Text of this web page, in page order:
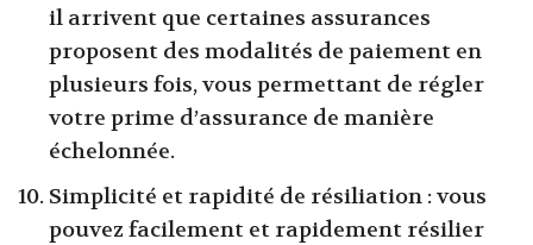
il arrivent que certaines assurances
proposent des modalités de paiement en
plusieurs fois, vous permettant de régler
votre prime d’assurance de manière
échelonnée.
Simplicité et rapidité de résiliation : vous
pouvez facilement et rapidement résilier